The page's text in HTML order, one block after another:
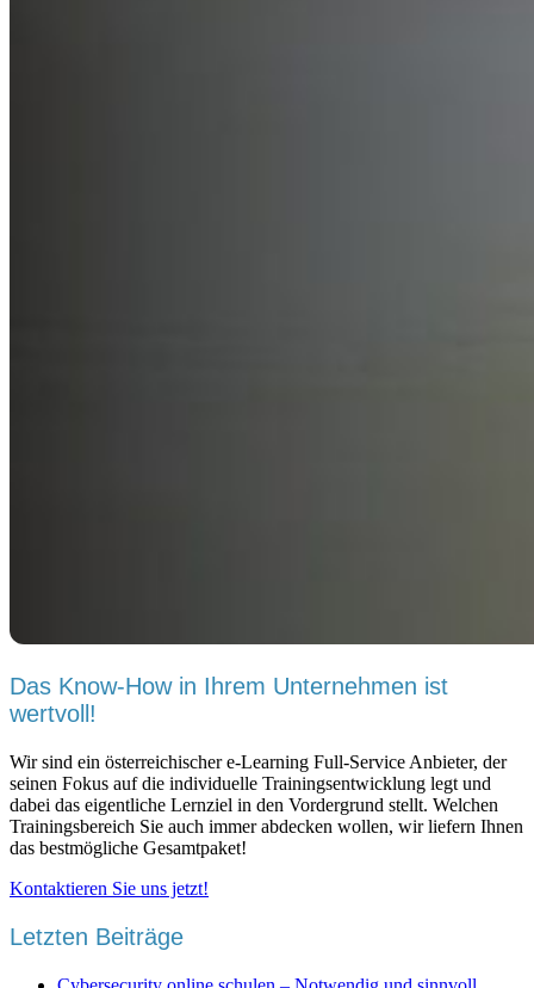
Das Know-How in Ihrem Unternehmen ist
wertvoll!
Wir sind ein österreichischer e-Learning Full-Service Anbieter, der
seinen Fokus auf die individuelle Trainingsentwicklung legt und
dabei das eigentliche Lernziel in den Vordergrund stellt. Welchen
Trainingsbereich Sie auch immer abdecken wollen, wir liefern Ihnen
das bestmögliche Gesamtpaket!
Kontaktieren Sie uns jetzt!
Letzten Beiträge